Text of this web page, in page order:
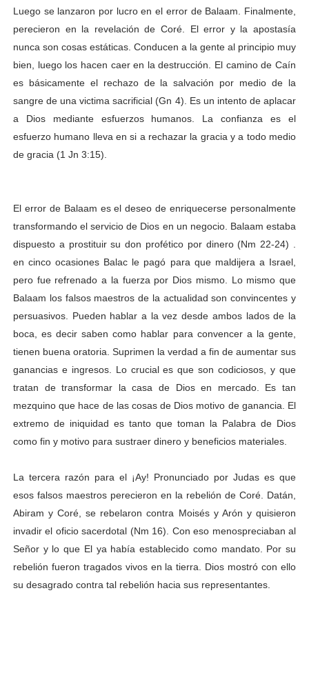
Luego se lanzaron por lucro en el error de Balaam. Finalmente,
perecieron en la revelación de Coré. El error y la apostasía
nunca son cosas estáticas. Conducen a la gente al principio muy
bien, luego los hacen caer en la destrucción. El camino de Caín
es básicamente el rechazo de la salvación por medio de la
sangre de una victima sacrificial (Gn 4). Es un intento de aplacar
a Dios mediante esfuerzos humanos. La confianza es el
esfuerzo humano lleva en si a rechazar la gracia y a todo medio
de gracia (1 Jn 3:15).
El error de Balaam es el deseo de enriquecerse personalmente
transformando el servicio de Dios en un negocio. Balaam estaba
dispuesto a prostituir su don profético por dinero (Nm 22-24) .
en cinco ocasiones Balac le pagó para que maldijera a Israel,
pero fue refrenado a la fuerza por Dios mismo. Lo mismo que
Balaam los falsos maestros de la actualidad son convincentes y
persuasivos. Pueden hablar a la vez desde ambos lados de la
boca, es decir saben como hablar para convencer a la gente,
tienen buena oratoria. Suprimen la verdad a fin de aumentar sus
ganancias e ingresos. Lo crucial es que son codiciosos, y que
tratan de transformar la casa de Dios en mercado. Es tan
mezquino que hace de las cosas de Dios motivo de ganancia. El
extremo de iniquidad es tanto que toman la Palabra de Dios
como fin y motivo para sustraer dinero y beneficios materiales.
La tercera razón para el ¡Ay! Pronunciado por Judas es que
esos falsos maestros perecieron en la rebelión de Coré. Datán,
Abiram y Coré, se rebelaron contra Moisés y Arón y quisieron
invadir el oficio sacerdotal (Nm 16). Con eso menospreciaban al
Señor y lo que El ya había establecido como mandato. Por su
rebelión fueron tragados vivos en la tierra. Dios mostró con ello
su desagrado contra tal rebelión hacia sus representantes.